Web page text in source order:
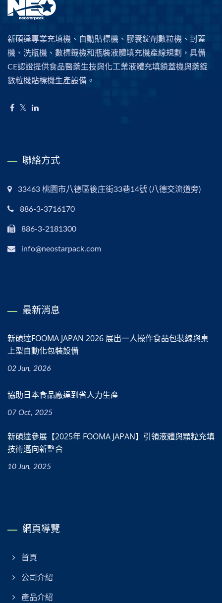
新碩達專業充填機、自動貼標機、膠囊錠劑數粒機、封蓋
機、洗瓶機、數標籤機和瓶裝液體填充機產線規劃，具備
CE認證提供食品醫藥生技與化工業液體充填鎖蓋機與藥錠
數粒機貼標機生產設備。
聯絡方式
33463 桃園市八德區後庄街33巷14號 (八德交流道旁)
886-3-3716170
886-3-2181300
info@neostarpack.com
最新消息
新碩達FOOMA JAPAN 2026 展出一人操作食品包裝線與桌
上型自動化包裝設備
02 Jun, 2026
協助日本食品廠達到省人力生產
07 Oct, 2025
新碩達參展【2025年 FOOMA JAPAN】引領液體與顆粒充填
技術邁向新整合
10 Jun, 2025
網頁導覽
首頁
公司介紹
產品介紹